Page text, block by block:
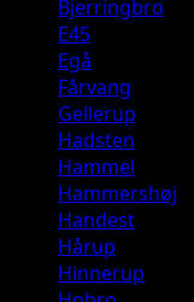
Rute
Låsby
og
Hårup.
Bjerringbro
E45
Egå
Fårvang
Gellerup
Hadsten
Hammel
Hammershøj
Handest
Hårup
Hinnerup